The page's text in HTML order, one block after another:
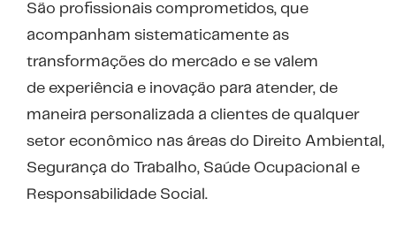
São profissionais comprometidos, que
acompanham sistematicamente as
transformações do mercado e se valem
de experiência e inovação para atender, de
maneira personalizada a clientes de qualquer
setor econômico nas áreas do Direito Ambiental,
Segurança do Trabalho, Saúde Ocupacional e
Responsabilidade Social.